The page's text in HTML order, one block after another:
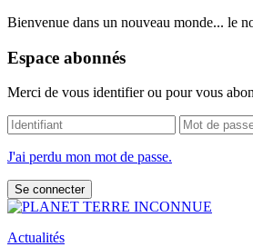
Bienvenue dans un nouveau monde... le
Espace abonnés
Merci de vous identifier ou pour vous
J'ai perdu mon mot de passe.
Actualités